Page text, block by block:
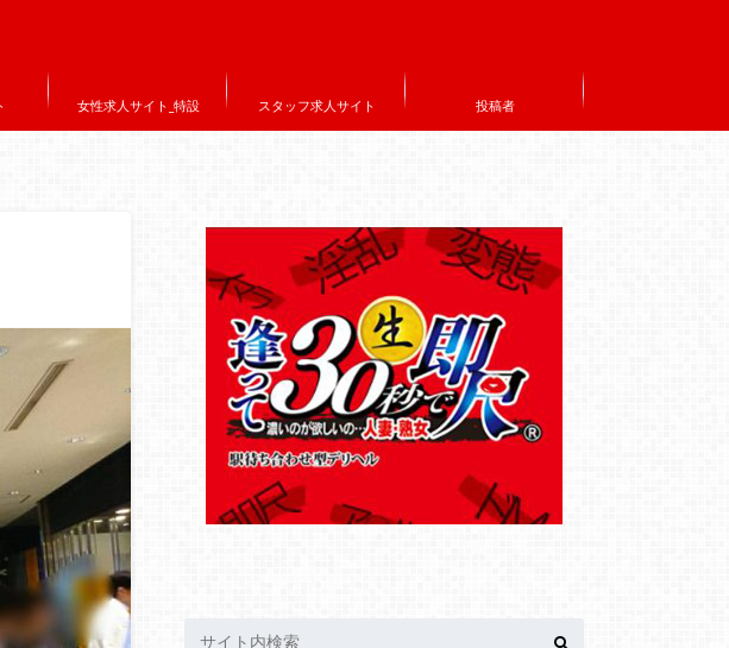
女性求人サイト_特設 スタッフ求人サイト 投稿者